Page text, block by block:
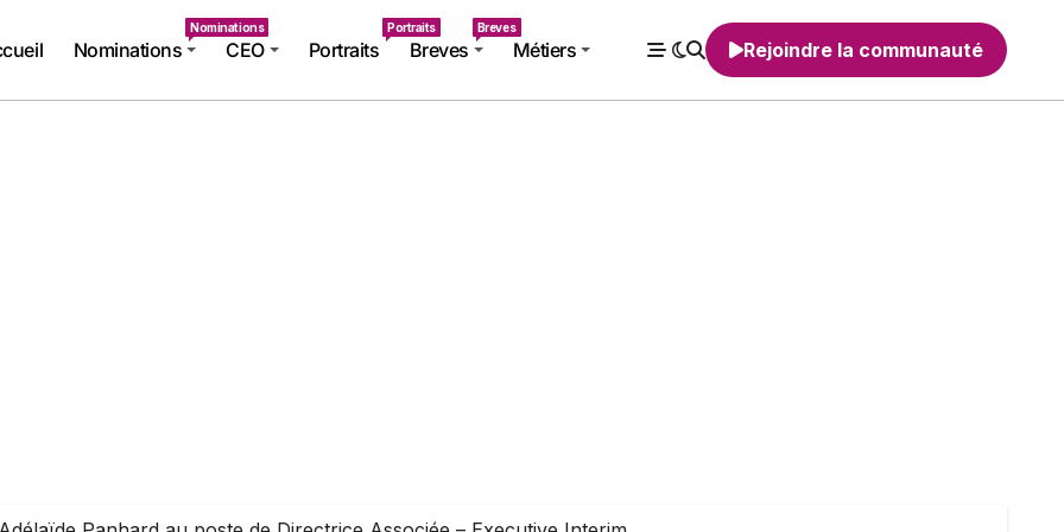
Nominations
Nominations
CEO Portraits
Portraits
Breves
Breves
Métiers Rejoindre la communauté